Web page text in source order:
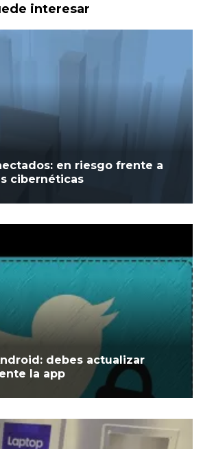
interesar
en riesgo frente a
cibernéticas
debes actualizar
la app